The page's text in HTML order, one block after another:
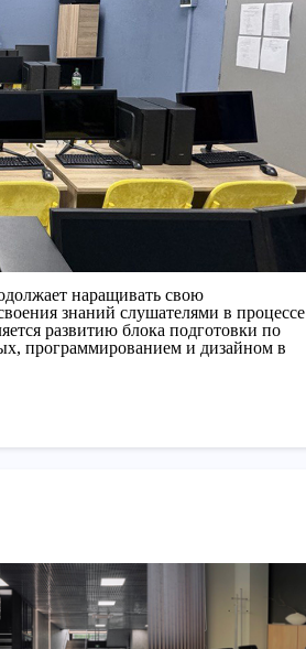
наращивать свою
знаний слушателями в процессе
развитию блока подготовки по
программированием и дизайном в